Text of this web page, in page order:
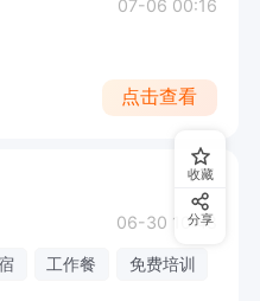
07-06 00:16
点击查看
06-30 10:48
工作餐
免费培训
收藏
分享